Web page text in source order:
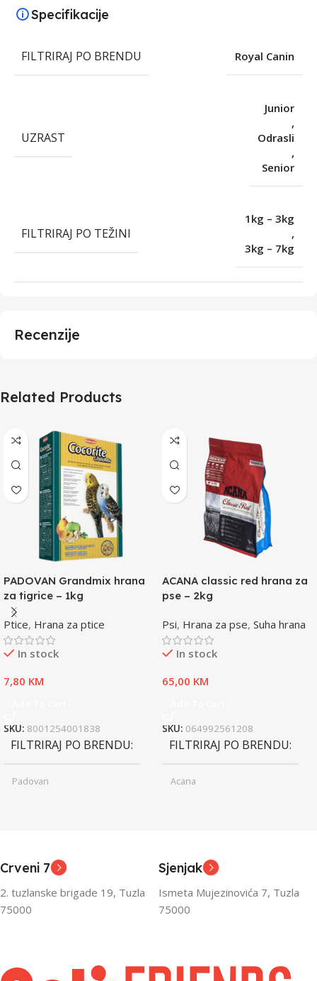
Specifikacije
FILTRIRAJ PO BRENDU Royal Canin
UZRAST
Junior
,
Odrasli
,
Senior
FILTRIRAJ PO TEŽINI
1kg – 3kg
,
3kg – 7kg
Recenzije
Related Products
PADOVAN Grandmix hrana
za tigrice – 1kg
Ptice, Hrana za ptice
In stock
7,80 KM
SKU: 8001254001838
FILTRIRAJ PO BRENDU
Padovan
FILTRIRAJ PO TEŽINI
1kg – 3kg
ACANA classic red hrana za
pse – 2kg
Psi, Hrana za pse, Suha hrana
In stock
65,00 KM
SKU: 064992561208
FILTRIRAJ PO BRENDU
Acana
FILTRIRAJ PO TEŽINI
Crveni 7
2. tuzlanske brigade 19, Tuzla
75000
Sjenjak
Ismeta Mujezinovića 7, Tuzla
75000